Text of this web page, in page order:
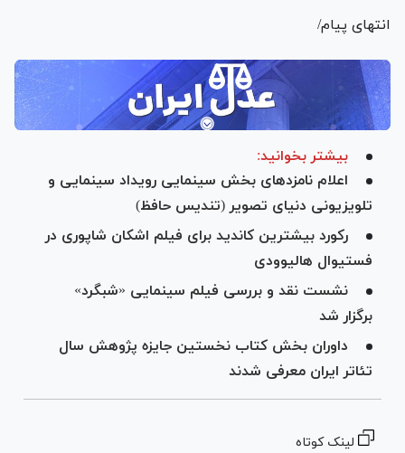
انتهای پیام/
بیشتر بخوانید:
اعلام نامزد‌های بخش سینمایی رویداد سینمایی و
تلویزیونی دنیای تصویر (تندیس حافظ)
رکورد بیشترین کاندید برای فیلم اشکان شاپوری در
فستیوال هالیوودی
نشست نقد و بررسی فیلم سینمایی «شبگرد»
برگزار شد
داوران بخش کتاب نخستین جایزه پژوهش سال
تئاتر ایران معرفی شدند
لینک کوتاه